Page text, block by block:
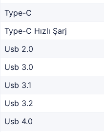
Type-C
Type-C Hızlı Şarj
Usb 2.0
Usb 3.0
Usb 3.1
Usb 3.2
Usb 4.0